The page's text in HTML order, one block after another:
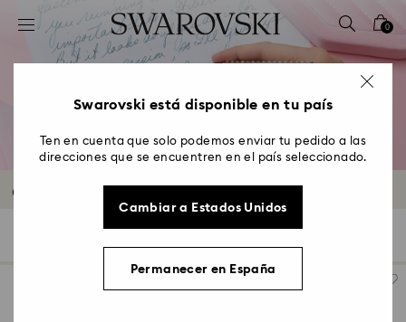
Accesskeys list
0 - Header
2 - Footer
4 - Search results
0
Outlet de bolígrafos
Swarovski está disponible en tu país
Ten en cuenta que solo podemos enviar tu pedido a las
direcciones que se encuentren en el país seleccionado.
Cambiar a Estados Unidos
Permanecer en España